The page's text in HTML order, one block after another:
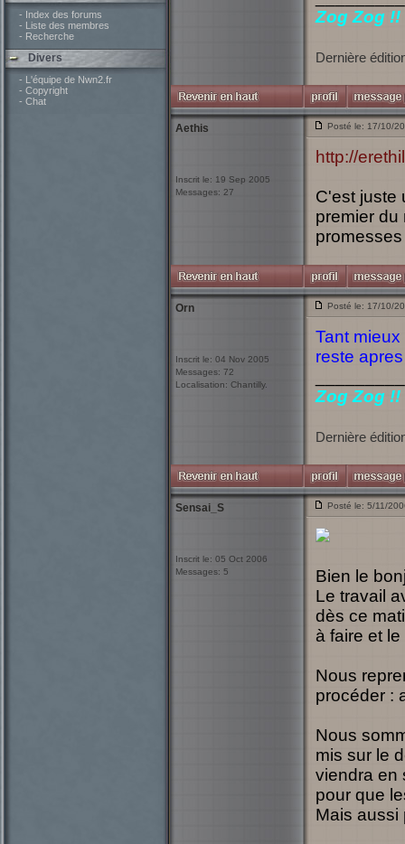
- Index des forums
- Liste des membres
- Recherche
Divers
- L'équipe de Nwn2.fr
- Copyright
- Chat
Zog Zog !!
Dernière
Aethis
Inscrit le: 19 Sep 2005
Messages: 27
Posté le: 17/10/
http://
C'est juste
premier du
Orn
Inscrit le: 04 Nov 2005
Messages: 72
Localisation: Chantilly.
Posté le: 17/10/
Tant
reste
Zog Zog !!
Dernière
Sensai_S
Inscrit le: 05 Oct 2006
Messages: 5
Posté le: 5/11/
Bien le
Le travail
dès ce
à faire et
Nous
procéder :
Nous
mis sur le
viendra en
pour que
Mais aussi